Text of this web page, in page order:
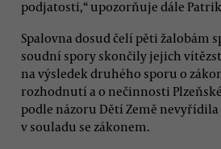
podjatosti,“ upozorňuje dále
Spalovna dosud čelí pěti žalobám
soudní spory skončily jejich
na výsledek druhého sporu o
rozhodnutí a o nečinnosti
podle názoru Dětí Země
v souladu se zákonem.